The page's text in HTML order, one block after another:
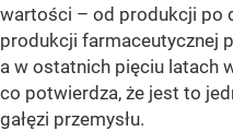
wartości – od produkcji po
produkcji farmaceutycznej
a w ostatnich pięciu latach
co potwierdza, że jest to
gałęzi przemysłu.